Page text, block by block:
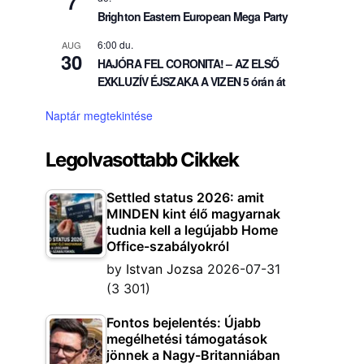
Brighton Eastern European Mega Party
AUG
30
6:00 du.
HAJÓRA FEL CORONITA! – AZ ELSŐ
EXKLUZÍV ÉJSZAKA A VIZEN 5 órán át
Naptár megtekintése
Legolvasottabb Cikkek
Settled status 2026: amit
MINDEN kint élő magyarnak
tudnia kell a legújabb Home
Office-szabályokról
by Istvan Jozsa 2026-07-31
(3 301)
Fontos bejelentés: Újabb
megélhetési támogatások
jönnek a Nagy-Britanniában